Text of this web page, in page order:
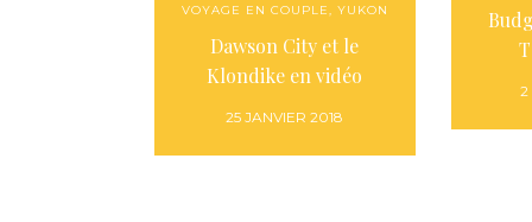
VOYAGE EN COUPLE, YUKON
Dawson City et le
Klondike en vidéo
25 JANVIER 2018
2